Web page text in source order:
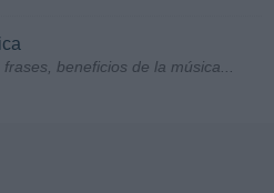
beneficios de la música...